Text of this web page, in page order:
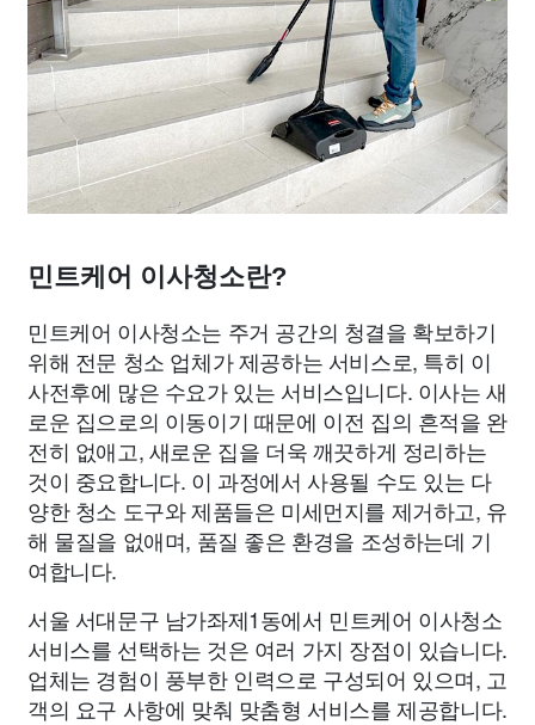
민트케어 이사청소란?
민트케어 이사청소는 주거 공간의 청결을 확보하기
위해 전문 청소 업체가 제공하는 서비스로, 특히 이
사전후에 많은 수요가 있는 서비스입니다. 이사는 새
로운 집으로의 이동이기 때문에 이전 집의 흔적을 완
전히 없애고, 새로운 집을 더욱 깨끗하게 정리하는
것이 중요합니다. 이 과정에서 사용될 수도 있는 다
양한 청소 도구와 제품들은 미세먼지를 제거하고, 유
해 물질을 없애며, 품질 좋은 환경을 조성하는데 기
여합니다.
서울 서대문구 남가좌제1동에서 민트케어 이사청소
서비스를 선택하는 것은 여러 가지 장점이 있습니다.
업체는 경험이 풍부한 인력으로 구성되어 있으며, 고
객의 요구 사항에 맞춰 맞춤형 서비스를 제공합니다.